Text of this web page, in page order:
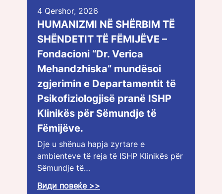
4 Qershor, 2026
HUMANIZMI NË SHËRBIM TË
SHËNDETIT TË FËMIJËVE –
Fondacioni “Dr. Verica
Mehandzhiska” mundësoi
zgjerimin e Departamentit të
Psikofiziologjisë pranë ISHP
Klinikës për Sëmundje të
Fëmijëve.
Dje u shënua hapja zyrtare e
ambienteve të reja të ISHP Klinikës për
Sëmundje të…
Види повеќе >>